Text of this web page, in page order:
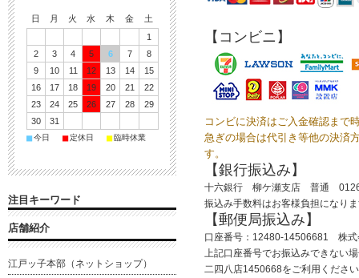
【コンビニ】
コンビに決済はご入金確認まで
急ぎの場合は代引き等他の決済
す。
【銀行振込み】
十六銀行 柳ケ瀬支店 普通
振込み手数料はお客様負担になり
【郵便局振込み】
口座番号：12480-14506681 株
上記口座番号でお振込みできない
二四八店1450668をご利用くださ
日 月 火 水 木 金
土
1
2
3 4 5 6 7
8
9
10 11 12 13 14
15
16
17 18 19 20 21
22
23
24 25 26 27 28
29
30
31
■今日 ■定休日 ■臨時休業
注目キーワード
店舗紹介
江戸ッ子本部（ネットショップ）